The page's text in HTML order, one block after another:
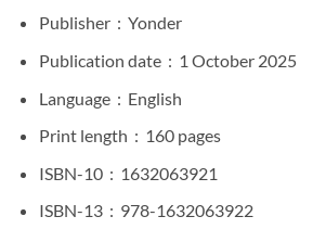
Publisher ‏ : ‎ Yonder
Publication date ‏ : ‎ 1 October 2025
Language ‏ : ‎ English
Print length ‏ : ‎ 160 pages
ISBN-10 ‏ : ‎ 1632063921
ISBN-13 ‏ : ‎ 978-1632063922